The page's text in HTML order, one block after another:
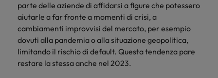
parte delle aziende di affidarsi a figure che potessero
aiutarle a far fronte a momenti di crisi, a
cambiamenti improvvisi del mercato, per esempio
dovuti alla pandemia o alla situazione geopolitica,
limitando il rischio di default. Questa tendenza pare
restare la stessa anche nel 2023.